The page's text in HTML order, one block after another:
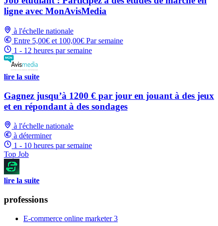
ligne avec MonAvisMedia
à l'échelle nationale
Entre 5,00€ et 100,00€ Par semaine
1 - 12 heures par semaine
lire la suite
Gagnez jusqu’à 1200 € par jour en jouant à des jeux
et en répondant à des sondages
à l'échelle nationale
à déterminer
1 - 10 heures par semaine
Top Job
lire la suite
professions
E-commerce online marketer 3